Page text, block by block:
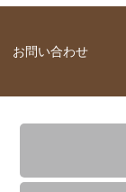
お問い合わせ